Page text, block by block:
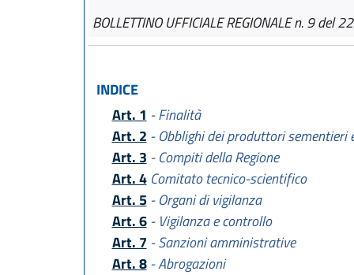
BOLLETTINO UFFICIALE REGIONALE n. 9 del
INDICE
Art. 1 - Finalità
Art. 2 - Obblighi dei produttori
Art. 3 - Compiti della Regione
Art. 4Comitato tecnico-scientifico
Art. 5- Organi di vigilanza
Art. 6- Vigilanza e controllo
Art. 7 - Sanzioni amministrative
Art. 8- Abrogazioni